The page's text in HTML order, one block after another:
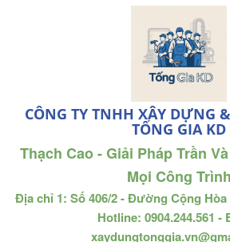
CÔNG TY TNHH XÂY DỰNG
TỐNG GIA KD
Thạch Cao - Giải Pháp Trần
Mọi Công Trình
Địa chỉ 1: Số 406/2 - Đường Cộng Hòa
Hotline: 0904.244.561 -